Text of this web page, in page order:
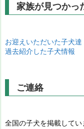
家族が見つかっ
お迎えいただいた子犬達
過去紹介した子犬情報
ご連絡
全国の子犬を掲載してい